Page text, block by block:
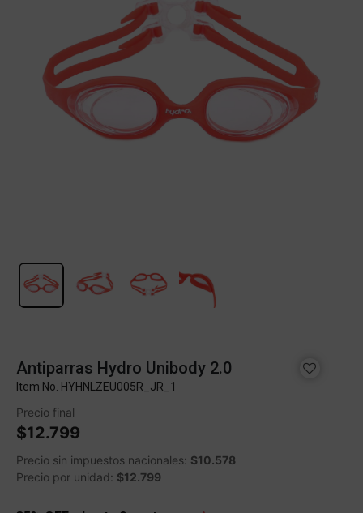
Antiparras Hydro Unibody 2.0
Item No. HYHNLZEU005R_JR_1
Precio final
$12.799
Precio sin impuestos nacionales: $10.578
Precio por unidad: $12.799